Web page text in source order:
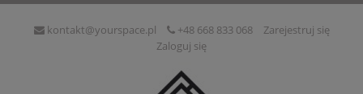
kontakt@yourspace.pl +48 668 833 068
Zarejestruj się
Zaloguj się